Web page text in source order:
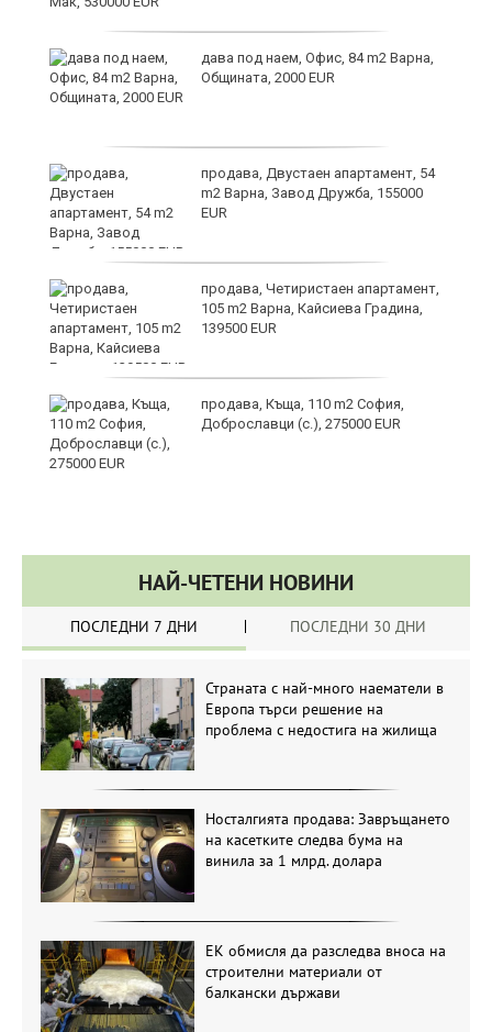
дава под наем, Офис, 84 m2 Варна,
Общината, 2000 EUR
продава, Двустаен апартамент, 54
m2 Варна, Завод Дружба, 155000
EUR
продава, Четиристаен апартамент,
105 m2 Варна, Кайсиева Градина,
139500 EUR
продава, Къща, 110 m2 София,
Доброславци (с.), 275000 EUR
НАЙ-ЧЕТЕНИ НОВИНИ
ПОСЛЕДНИ 7 ДНИ ПОСЛЕДНИ 30 ДНИ
Страната с най-много наематели в
Европа търси решение на
проблема с недостига на жилища
Носталгията продава: Завръщането
на касетките следва бума на
винила за 1 млрд. долара
ЕК обмисля да разследва вноса на
строителни материали от
балкански държави